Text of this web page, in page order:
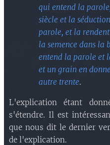
qui entend la
siècle et la
parole, et la
la semence dans la
entend la parole et
et un grain en
autre trente.
L'explication étant
s'étendre. Il est
que nous dit le dernier
de l'explication.